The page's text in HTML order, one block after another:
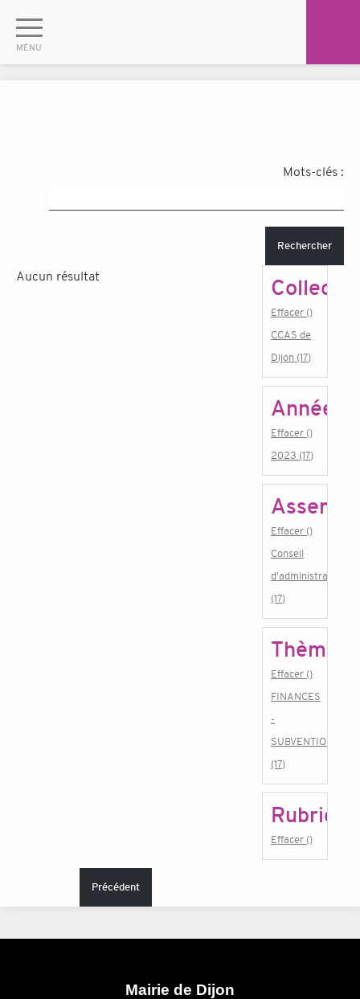
Mots-clés :
Rechercher
Aucun résultat
Effacer ()
CCAS de
Dijon (17)
Année
Effacer ()
2023 (17)
Effacer ()
Conseil
d'administration
(17)
Thème
Effacer ()
FINANCES
-
SUBVENTIONS
(17)
Rubrique
Effacer ()
Précédent
Mairie de Dijon